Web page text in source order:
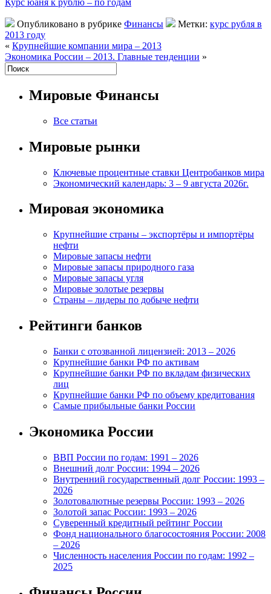
Опубликовано в рубрике Финансы Метки: курс рубля в
2013 году
« Крупнейшие компании мира – 2013
Экономика России – 2013. Главные тенденции »
Мировые Финансы
Все статьи
Мировые рынки
Ключевые процентные ставки Центробанков мира
Экономический календарь: 3 – 9 августа 2026г.
Мировая экономика
Крупнейшие страны – экспортёры и импортёры
нефти
Мировые запасы нефти
Мировые запасы природного газа
Мировые запасы угля
Мировые золотые резервы
Страны – лидеры по добыче нефти
Рейтинги банков
Банки с отозванной лицензией: 2013 – 2026
Крупнейшие банки РФ по активам
Крупнейшие банки РФ по вкладам физических
лиц
Крупнейшие банки РФ по объему кредитования
Самые прибыльные банки России
Экономика России
ВВП России по годам: 1991 – 2026
Внешний долг России: 1994 – 2026
Внутренний государственный долг России: 1993 –
2026
Золотовалютные резервы России: 1993 – 2026
Золотой запас России: 1993 – 2026
Суверенный кредитный рейтинг России
Фонд национального благосостояния России: 2008
– 2026
Численность населения России по годам: 1992 –
2025